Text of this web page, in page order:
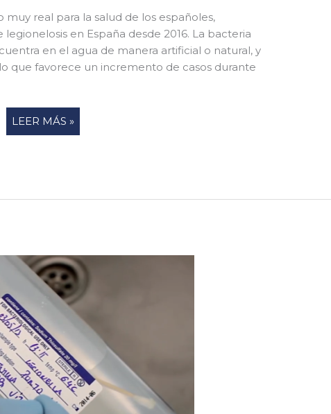
real para la salud de los españoles,
en España desde 2016. La bacteria
en el agua de manera artificial o natural, y
que favorece un incremento de casos durante
LEER MÁS »
SALIDAS
PROFESIONALES
DE
LA
FORMACIÓN
EN
PREVENCIÓN
DE
LEGIONELOSIS